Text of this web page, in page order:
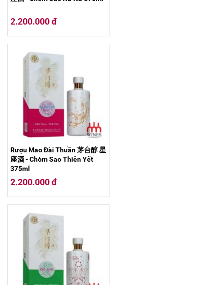
2.200.000 đ
Rượu Mao Đài Thuần 茅台醇 星
座酒 - Chòm Sao Thiên Yết
375ml
2.200.000 đ